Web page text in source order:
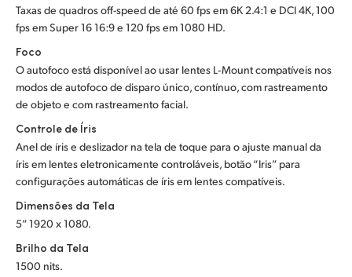
Taxas de quadros off-speed de até 60 fps em 6K 2.4:1 e DCI 4K, 100
fps em Super 16 16:9 e 120 fps em 1080 HD.
Foco
O autofoco está disponível ao usar lentes L‑Mount compatíveis nos
modos de autofoco de disparo único, contínuo, com rastreamento
de objeto e com rastreamento facial.
Controle de Íris
Anel de íris e deslizador na tela de toque para o ajuste manual da
íris em lentes eletronicamente controláveis, botão “Iris” para
configurações automáticas de íris em lentes compatíveis.
Dimensões da Tela
5” 1920 x 1080.
Brilho da Tela
1500 nits.